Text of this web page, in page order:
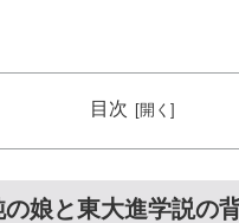
目次
娘と東大進学説の